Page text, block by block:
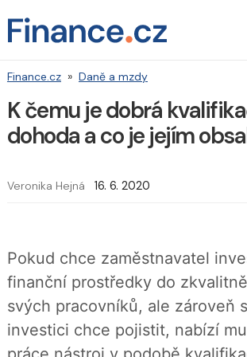
Finance.cz » Daně a mzdy
K čemu je dobrá
dohoda a co je jejím
Veronika Hejná 16. 6. 2020
Pokud chce zaměstnavatel
finanční prostředky do
svých pracovníků, ale zároveň
investici chce pojistit, nabízí